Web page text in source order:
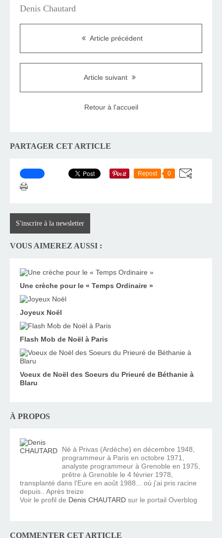
Denis Chautard
Article précédent
Article suivant
Retour à l'accueil
PARTAGER CET ARTICLE
Repost 0
S'inscrire à la newsletter
VOUS AIMEREZ AUSSI :
Une crèche pour le « Temps Ordinaire »
Joyeux Noël
Flash Mob de Noël à Paris
Voeux de Noël des Soeurs du Prieuré de Béthanie à
Blaru
À PROPOS
Né à Privas (Ardèche) en décembre 1948,
programmeur à Paris en octobre 1971,
analyste programmeur à Grenoble en 1975,
prêtre à Grenoble le 4 février 1978,
transplanté dans l'Eure en août 1988... où j'ai pris racine
depuis.. Après treize
Voir le profil de Denis CHAUTARD sur le portail Overblog
COMMENTER CET ARTICLE